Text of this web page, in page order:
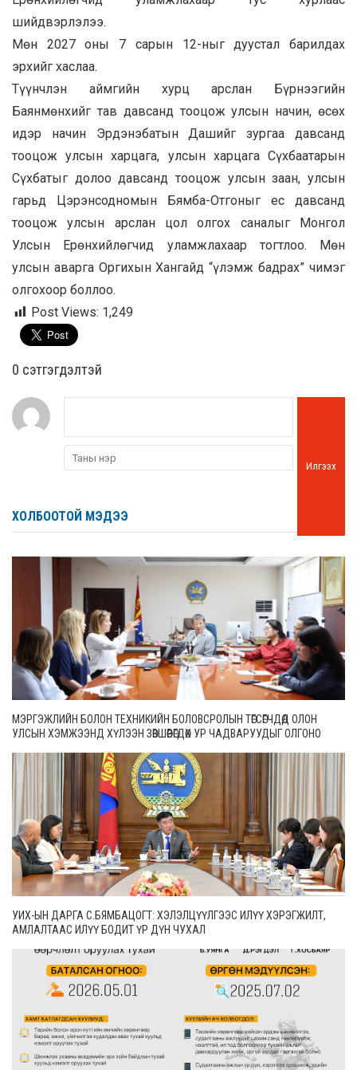
шийдвэрлэлээ.
Мөн 2027 оны 7 сарын 12-ныг дуустал барилдах
эрхийг хаслаа.
Түүнчлэн аймгийн хурц арслан Бүрнээгийн
Баянмөнхийг тав давсанд тооцож улсын начин, өсөх
идэр начин Эрдэнэбатын Дашийг зургаа давсанд
тооцож улсын харцага, улсын харцага Сүхбаатарын
Сүхбатыг долоо давсанд тооцож улсын заан, улсын
гарьд Цэрэнсодномын Бямба-Отгоныг ес давсанд
тооцож улсын арслан цол олгох саналыг Монгол
Улсын Ерөнхийлөгчид уламжлахаар тогтлоо. Мөн
улсын аварга Оргихын Хангайд “үлэмж бадрах” чимэг
олгохоор боллоо.
Post Views: 1,249
0 cэтгэгдэлтэй
Илгээх
ХОЛБООТОЙ МЭДЭЭ
МЭРГЭЖЛИЙН БОЛОН ТЕХНИКИЙН БОЛОВСРОЛЫН ТӨГСӨГЧДӨД ОЛОН
УЛСЫН ХЭМЖЭЭНД ХҮЛЭЭН ЗӨВШӨӨРӨГДӨХ УР ЧАДВАРУУДЫГ ОЛГОНО
УИХ-ЫН ДАРГА С.БЯМБАЦОГТ: ХЭЛЭЛЦҮҮЛГЭЭС ИЛҮҮ ХЭРЭГЖИЛТ,
АМЛАЛТААС ИЛҮҮ БОДИТ ҮР ДҮН ЧУХАЛ